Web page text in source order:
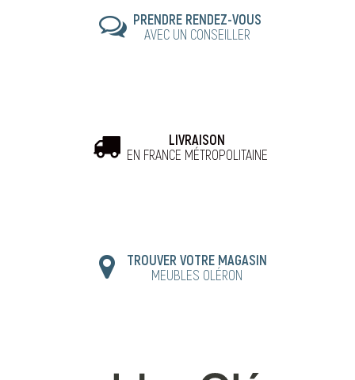
PRENDRE RENDEZ-VOUS
AVEC UN CONSEILLER
LIVRAISON
EN FRANCE MÉTROPOLITAINE
TROUVER VOTRE MAGASIN
MEUBLES OLÉRON